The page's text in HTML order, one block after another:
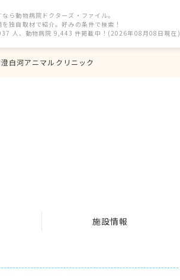
ら動物病院ドクターズ・ファイル。
独自取材で紹介。好みの条件で検索！
人、動物病院 9,443 件掲載中！(2026年08月08日現在)
白河アニマルクリニック
施設情報